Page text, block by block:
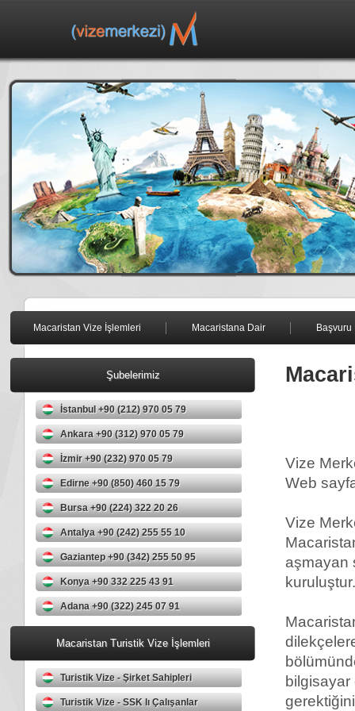
Macaristan Vize İşlemleri Macaristana Dair
Şubelerimiz
İstanbul +90 (212) 970 05 79
Ankara +90 (312) 970 05 79
İzmir +90 (232) 970 05 79
Edirne +90 (850) 460 15 79
Bursa +90 (224) 322 20 26
Antalya +90 (242) 255 55 10
Gaziantep +90 (342) 255 50 95
Konya +90 332 225 43 91
Adana +90 (322) 245 07 91
Macaristan Turistik Vize İşlemleri
Turistik Vize - Şirket Sahipleri
Turistik Vize - SSK lı Çalışanlar
Vize
Web
Vize
aşmayan
kuruluştur.
bilgisayar